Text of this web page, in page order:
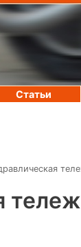
Статьи